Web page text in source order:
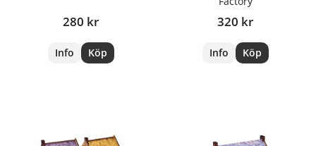
280 kr
Info Köp
320 kr
Info Köp